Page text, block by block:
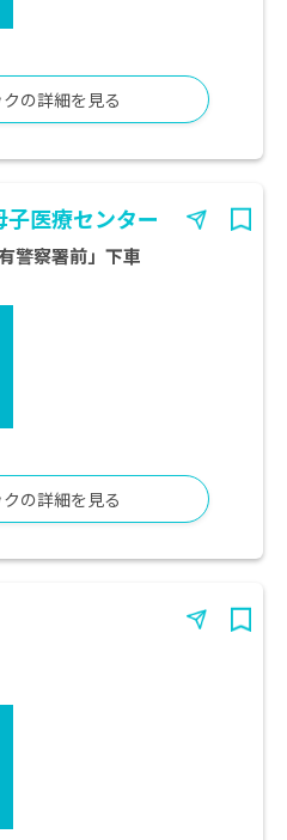
の詳細を見る
医療センター
警察署前」下車
の詳細を見る